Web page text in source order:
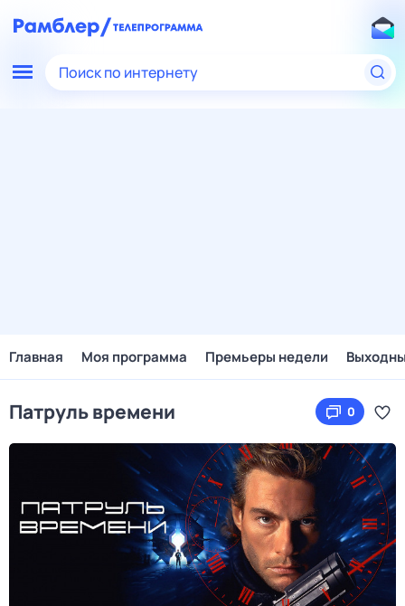
Поиск по интернету
Главная Моя программа Премьеры недели
Патруль времени 0